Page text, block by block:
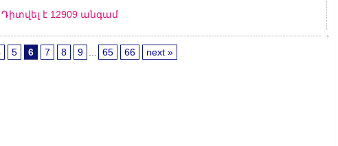
Դիտվել է 12909 անգամ
5 6 7 8 9 65 66 next »